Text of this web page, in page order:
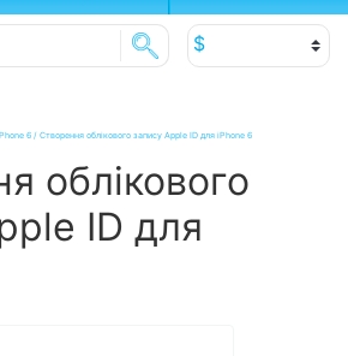
6 / Створення облікового запису Apple ID для iPhone 6
облікового
ID для